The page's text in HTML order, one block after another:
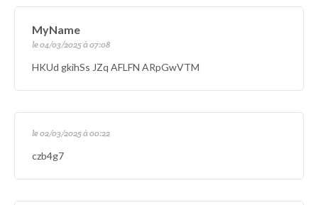
MyName
le 04/03/2025 à 07:08
HKUd gkihSs JZq AFLFN ARpGwVTM
le 02/03/2025 à 00:22
czb4g7